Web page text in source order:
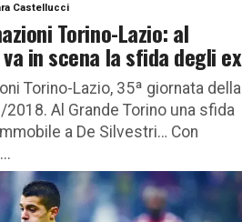
Castellucci
Torino-Lazio: al
in scena la sfida degli ex
Torino-Lazio, 35ª giornata della
Al Grande Torino una sfida
a De Silvestri… Con